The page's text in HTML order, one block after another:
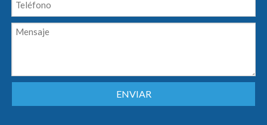
ENVIAR